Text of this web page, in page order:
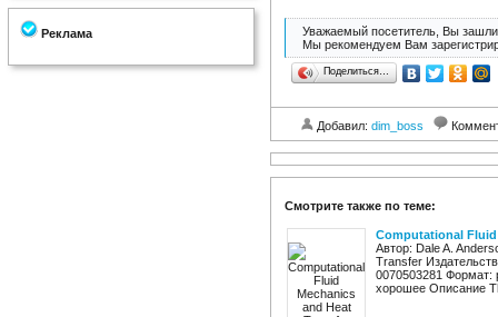
Реклама
Уважаемый посетитель, Вы зашли
Мы рекомендуем Вам
Поделиться…
Добавил: dim_boss
Смотрите также по теме:
Computational Fluid
Автор: Dale A.
Transfer
0070503281 Формат:
хорошее Описание